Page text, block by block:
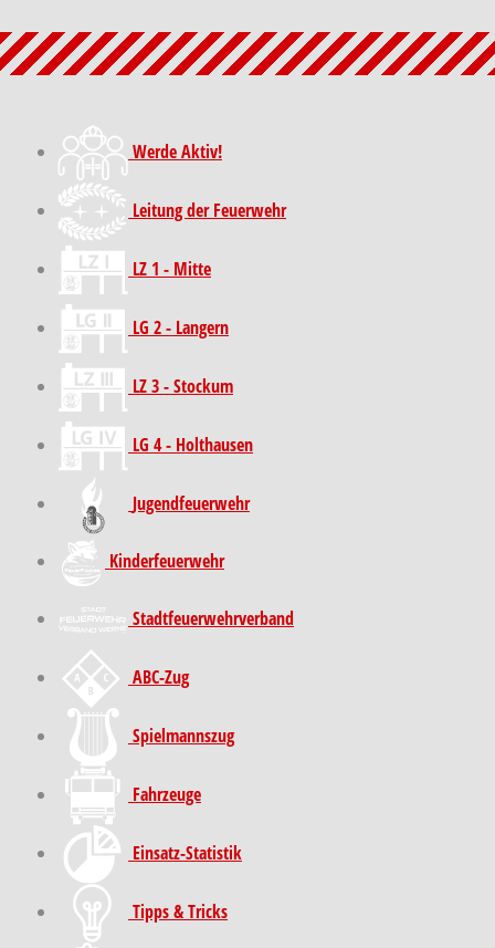
Werde Aktiv!
Leitung der Feuerwehr
LZ 1 - Mitte
LG 2 - Langern
LZ 3 - Stockum
LG 4 - Holthausen
Jugendfeuerwehr
Kinder­feuer­wehr
Stadt­feuer­wehr­verband
ABC-Zug
Spielmannszug
Fahrzeuge
Einsatz-Statistik
Tipps & Tricks